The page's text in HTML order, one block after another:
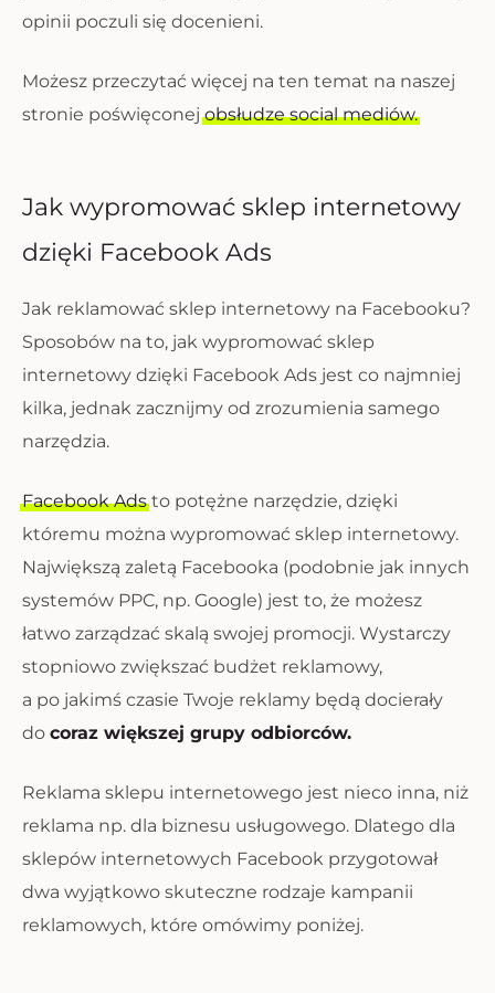
opinii poczuli się docenieni.
Możesz przeczytać więcej na ten temat na naszej
stronie poświęconejobsłudze social mediów.
Jak wypromować sklep internetowy
dzięki Facebook Ads
Jak reklamować sklep internetowy na Facebooku?
Sposobów na to, jak wypromować sklep
internetowy dzięki Facebook Ads jest co najmniej
kilka, jednak zacznijmy od zrozumienia samego
narzędzia.
Facebook Adsto potężne narzędzie, dzięki
któremu można wypromować sklep internetowy.
Największą zaletą Facebooka (podobnie jak innych
systemów PPC, np. Google) jest to, że możesz
łatwo zarządzać skalą swojej promocji. Wystarczy
stopniowo zwiększać budżet reklamowy,
a po jakimś czasie Twoje reklamy będą docierały
do coraz większej grupy odbiorców.
Reklama sklepu internetowego jest nieco inna, niż
reklama np. dla biznesu usługowego. Dlatego dla
sklepów internetowych Facebook przygotował
dwa wyjątkowo skuteczne rodzaje kampanii
reklamowych, które omówimy poniżej.